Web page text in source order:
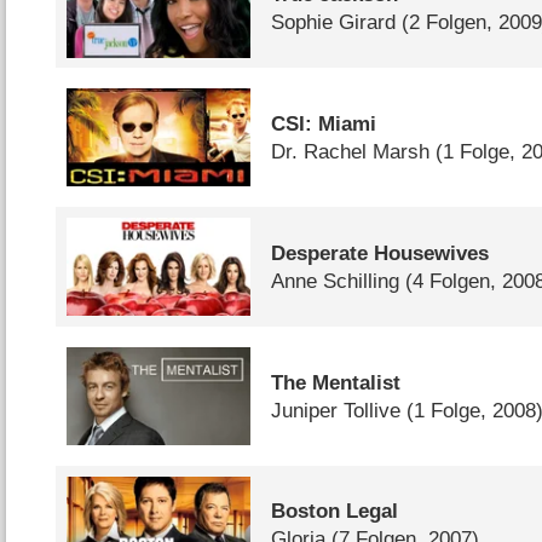
Sophie Girard (2 Folgen,
CSI: Miami
Dr. Rachel Marsh (1 Folge,
Desperate Housewives
Anne Schilling (4 Folgen,
The Mentalist
Juniper Tollive (1 Folge, 2008)
Boston Legal